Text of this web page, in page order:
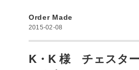
Order Made
2015-02-08
K・K 様 チェスタ